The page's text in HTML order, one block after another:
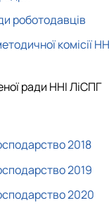
роботодавців
комісії
ради ННІ ЛіСПГ
2018
2019
2020